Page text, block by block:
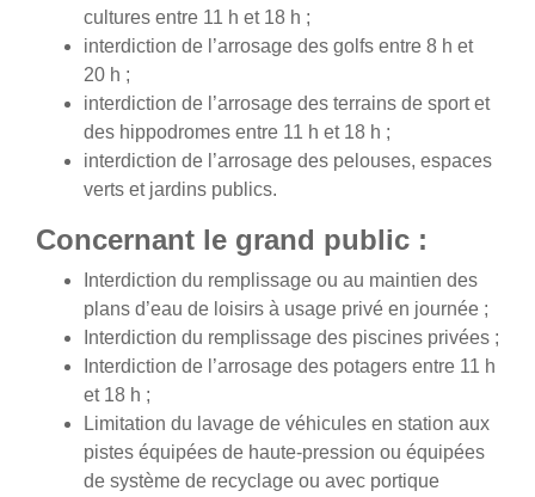
cultures entre 11 h et 18 h ;
interdiction de l’arrosage des golfs entre 8 h et
20 h ;
interdiction de l’arrosage des terrains de sport et
des hippodromes entre 11 h et 18 h ;
interdiction de l’arrosage des pelouses, espaces
verts et jardins publics.
Concernant le grand public :
Interdiction du remplissage ou au maintien des
plans d’eau de loisirs à usage privé en journée ;
Interdiction du remplissage des piscines privées ;
Interdiction de l’arrosage des potagers entre 11 h
et 18 h ;
Limitation du lavage de véhicules en station aux
pistes équipées de haute-pression ou équipées
de système de recyclage ou avec portique